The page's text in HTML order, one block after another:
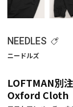
NEEDLES
LOFTMAN別
Oxford Cloth